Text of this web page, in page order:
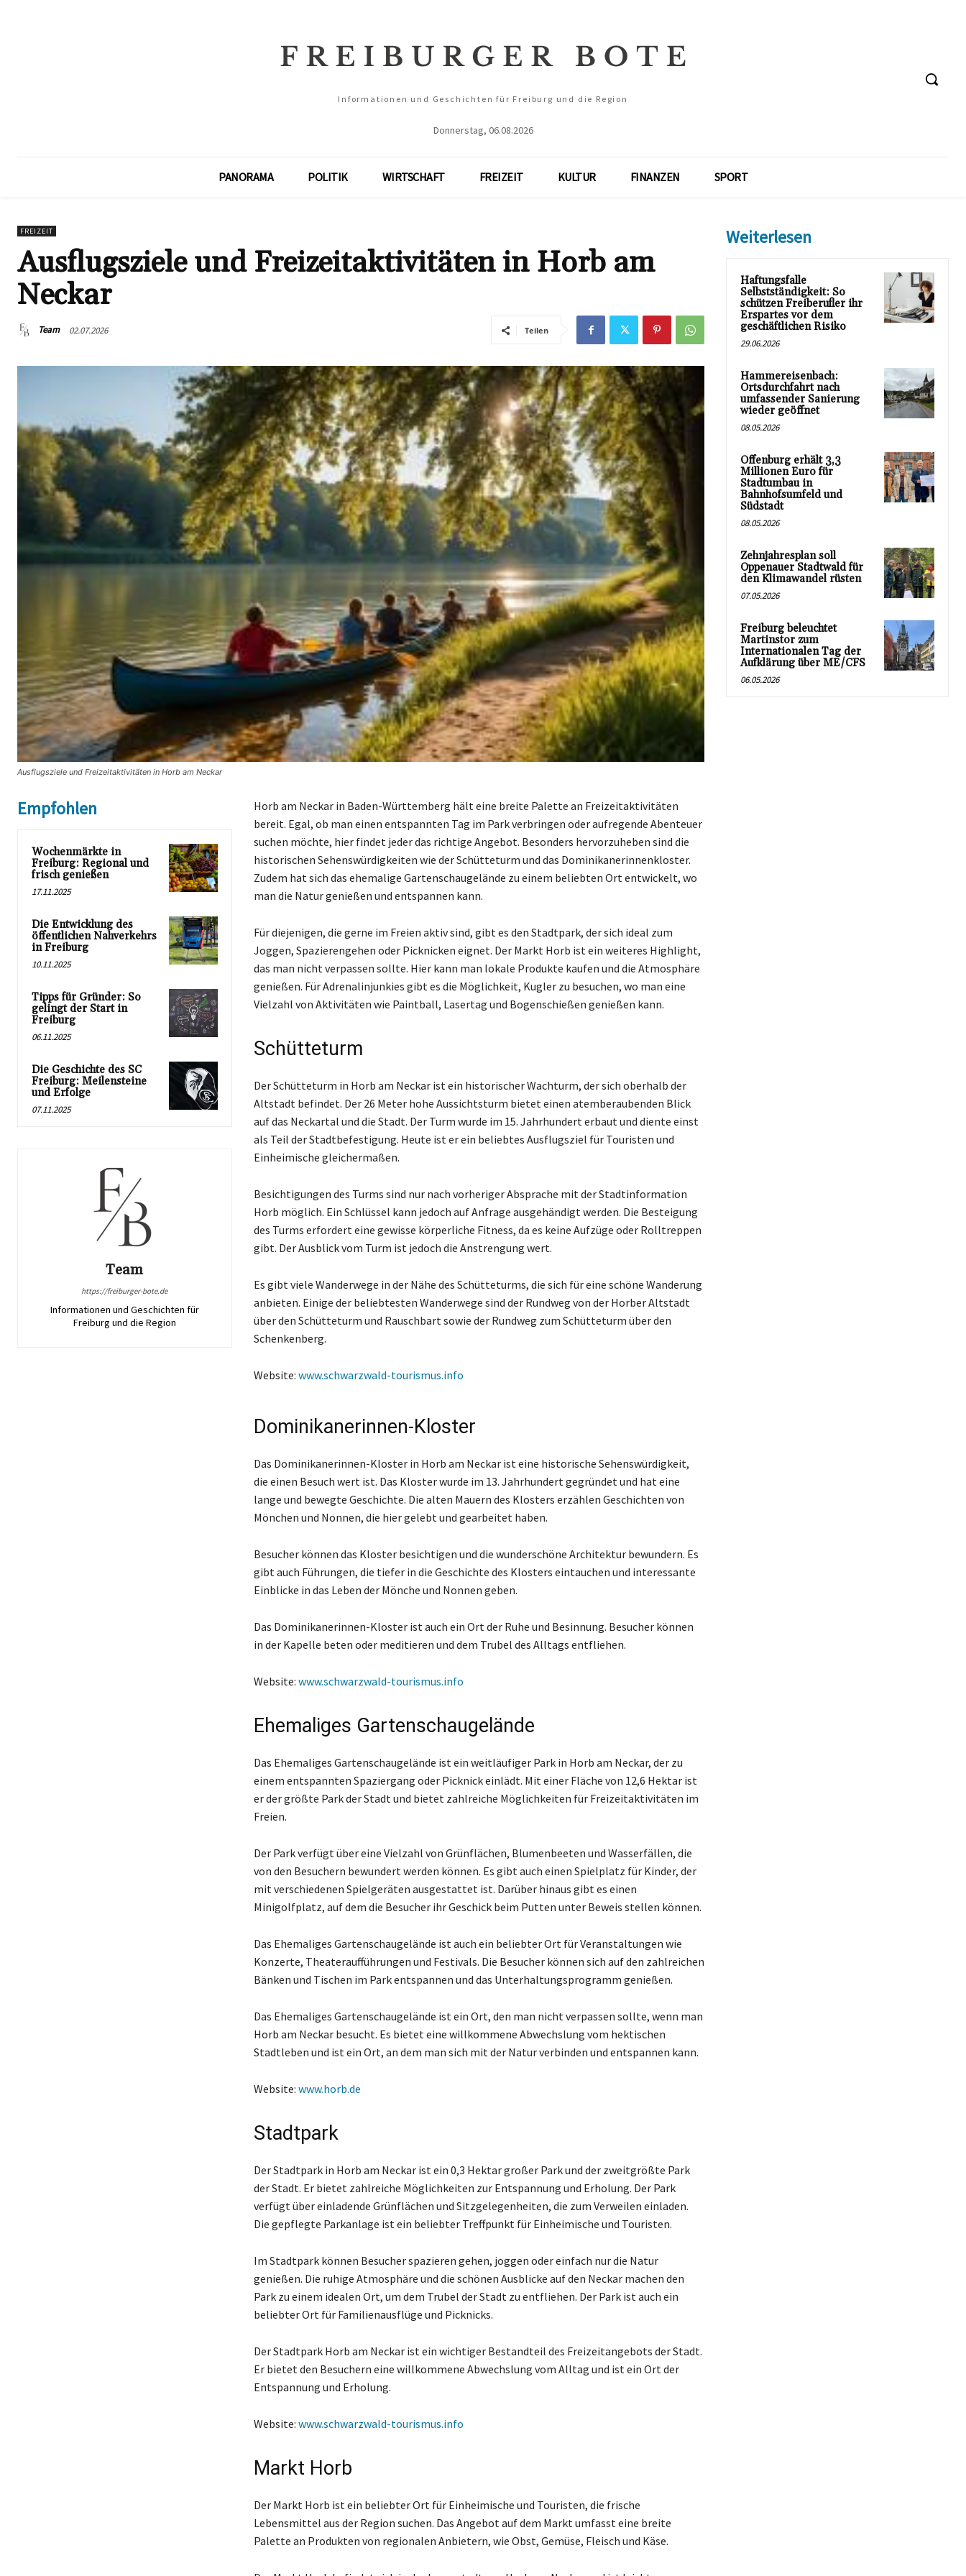
Informationen und Geschichten für Freiburg und die Region
Donnerstag, 06.08.2026
PANORAMA POLITIK WIRTSCHAFT FREIZEIT KULTUR FINANZEN SPORT
FREIZEIT
Ausflugsziele und Freizeitaktivitäten in Horb am
Neckar
Team 02.07.2026 Teilen
Ausflugsziele und Freizeitaktivitäten in Horb am Neckar
Empfohlen
Wochenmärkte in
Freiburg: Regional und
frisch genießen
17.11.2025
Die Entwicklung des
öffentlichen Nahverkehrs
in Freiburg
10.11.2025
Tipps für Gründer: So
gelingt der Start in
Freiburg
06.11.2025
Die Geschichte des SC
Freiburg: Meilensteine
und Erfolge
07.11.2025
Team
https://freiburger-bote.de
Informationen und Geschichten für
Freiburg und die Region
Horb am Neckar in Baden-Württemberg hält eine breite Palette an Freizeitaktivitäten
bereit. Egal, ob man einen entspannten Tag im Park verbringen oder aufregende Abenteuer
suchen möchte, hier findet jeder das richtige Angebot. Besonders hervorzuheben sind die
historischen Sehenswürdigkeiten wie der Schütteturm und das Dominikanerinnenkloster.
Zudem hat sich das ehemalige Gartenschaugelände zu einem beliebten Ort entwickelt, wo
man die Natur genießen und entspannen kann.
Für diejenigen, die gerne im Freien aktiv sind, gibt es den Stadtpark, der sich ideal zum
Joggen, Spazierengehen oder Picknicken eignet. Der Markt Horb ist ein weiteres Highlight,
das man nicht verpassen sollte. Hier kann man lokale Produkte kaufen und die Atmosphäre
genießen. Für Adrenalinjunkies gibt es die Möglichkeit, Kugler zu besuchen, wo man eine
Vielzahl von Aktivitäten wie Paintball, Lasertag und Bogenschießen genießen kann.
Schütteturm
Der Schütteturm in Horb am Neckar ist ein historischer Wachturm, der sich oberhalb der
Altstadt befindet. Der 26 Meter hohe Aussichtsturm bietet einen atemberaubenden Blick
auf das Neckartal und die Stadt. Der Turm wurde im 15. Jahrhundert erbaut und diente einst
als Teil der Stadtbefestigung. Heute ist er ein beliebtes Ausflugsziel für Touristen und
Einheimische gleichermaßen.
Besichtigungen des Turms sind nur nach vorheriger Absprache mit der Stadtinformation
Horb möglich. Ein Schlüssel kann jedoch auf Anfrage ausgehändigt werden. Die Besteigung
des Turms erfordert eine gewisse körperliche Fitness, da es keine Aufzüge oder Rolltreppen
gibt. Der Ausblick vom Turm ist jedoch die Anstrengung wert.
Es gibt viele Wanderwege in der Nähe des Schütteturms, die sich für eine schöne Wanderung
anbieten. Einige der beliebtesten Wanderwege sind der Rundweg von der Horber Altstadt
über den Schütteturm und Rauschbart sowie der Rundweg zum Schütteturm über den
Schenkenberg.
Website: www.schwarzwald-tourismus.info
Dominikanerinnen-Kloster
Das Dominikanerinnen-Kloster in Horb am Neckar ist eine historische Sehenswürdigkeit,
die einen Besuch wert ist. Das Kloster wurde im 13. Jahrhundert gegründet und hat eine
lange und bewegte Geschichte. Die alten Mauern des Klosters erzählen Geschichten von
Mönchen und Nonnen, die hier gelebt und gearbeitet haben.
Besucher können das Kloster besichtigen und die wunderschöne Architektur bewundern. Es
gibt auch Führungen, die tiefer in die Geschichte des Klosters eintauchen und interessante
Einblicke in das Leben der Mönche und Nonnen geben.
Das Dominikanerinnen-Kloster ist auch ein Ort der Ruhe und Besinnung. Besucher können
in der Kapelle beten oder meditieren und dem Trubel des Alltags entfliehen.
Website: www.schwarzwald-tourismus.info
Ehemaliges Gartenschaugelände
Das Ehemaliges Gartenschaugelände ist ein weitläufiger Park in Horb am Neckar, der zu
einem entspannten Spaziergang oder Picknick einlädt. Mit einer Fläche von 12,6 Hektar ist
er der größte Park der Stadt und bietet zahlreiche Möglichkeiten für Freizeitaktivitäten im
Freien.
Der Park verfügt über eine Vielzahl von Grünflächen, Blumenbeeten und Wasserfällen, die
von den Besuchern bewundert werden können. Es gibt auch einen Spielplatz für Kinder, der
mit verschiedenen Spielgeräten ausgestattet ist. Darüber hinaus gibt es einen
Minigolfplatz, auf dem die Besucher ihr Geschick beim Putten unter Beweis stellen können.
Das Ehemaliges Gartenschaugelände ist auch ein beliebter Ort für Veranstaltungen wie
Konzerte, Theateraufführungen und Festivals. Die Besucher können sich auf den zahlreichen
Bänken und Tischen im Park entspannen und das Unterhaltungsprogramm genießen.
Das Ehemaliges Gartenschaugelände ist ein Ort, den man nicht verpassen sollte, wenn man
Horb am Neckar besucht. Es bietet eine willkommene Abwechslung vom hektischen
Stadtleben und ist ein Ort, an dem man sich mit der Natur verbinden und entspannen kann.
Website: www.horb.de
Stadtpark
Der Stadtpark in Horb am Neckar ist ein 0,3 Hektar großer Park und der zweitgrößte Park
der Stadt. Er bietet zahlreiche Möglichkeiten zur Entspannung und Erholung. Der Park
verfügt über einladende Grünflächen und Sitzgelegenheiten, die zum Verweilen einladen.
Die gepflegte Parkanlage ist ein beliebter Treffpunkt für Einheimische und Touristen.
Im Stadtpark können Besucher spazieren gehen, joggen oder einfach nur die Natur
genießen. Die ruhige Atmosphäre und die schönen Ausblicke auf den Neckar machen den
Park zu einem idealen Ort, um dem Trubel der Stadt zu entfliehen. Der Park ist auch ein
beliebter Ort für Familienausflüge und Picknicks.
Der Stadtpark Horb am Neckar ist ein wichtiger Bestandteil des Freizeitangebots der Stadt.
Er bietet den Besuchern eine willkommene Abwechslung vom Alltag und ist ein Ort der
Entspannung und Erholung.
Website: www.schwarzwald-tourismus.info
Markt Horb
Der Markt Horb ist ein beliebter Ort für Einheimische und Touristen, die frische
Lebensmittel aus der Region suchen. Das Angebot auf dem Markt umfasst eine breite
Palette an Produkten von regionalen Anbietern, wie Obst, Gemüse, Fleisch und Käse.
Weiterlesen
Haftungsfalle
Selbstständigkeit: So
schützen Freiberufler ihr
Erspartes vor dem
geschäftlichen Risiko
29.06.2026
Hammereisenbach:
Ortsdurchfahrt nach
umfassender Sanierung
wieder geöffnet
08.05.2026
Offenburg erhält 3,3
Millionen Euro für
Stadtumbau in
Bahnhofsumfeld und
Südstadt
08.05.2026
Zehnjahresplan soll
Oppenauer Stadtwald für
den Klimawandel rüsten
07.05.2026
Freiburg beleuchtet
Martinstor zum
Internationalen Tag der
Aufklärung über ME/CFS
06.05.2026